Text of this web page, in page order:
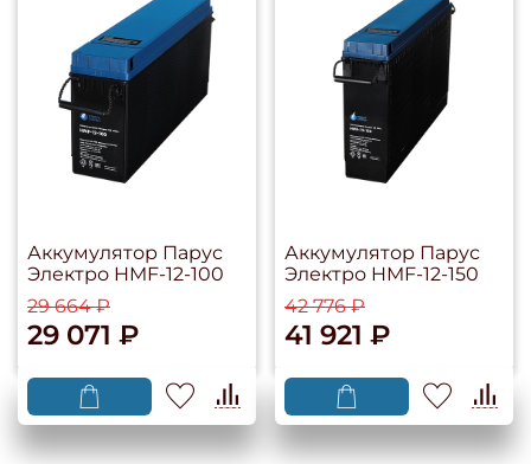
Аккумулятор Парус
Электро HMF-12-100
29 664 ₽
29 071 ₽
Аккумулятор Парус
Электро HMF-12-150
42 776 ₽
41 921 ₽